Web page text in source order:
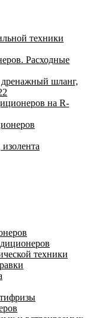
техники
Расходные
дренажный шланг,
на R-
техники